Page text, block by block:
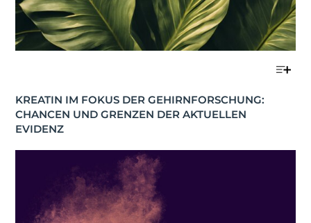
KREATIN IM FOKUS DER GEHIRNFORSCHUNG:
CHANCEN UND GRENZEN DER AKTUELLEN
EVIDENZ